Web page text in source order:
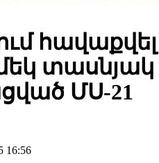
հավաքվել
տասնյակ
ՄՍ-21
16:56